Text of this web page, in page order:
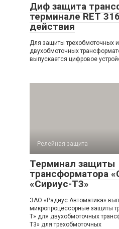
Диф защита
терминале RET
действия
Для защиты трехобмоточных
двухобмоточных
выпускается цифровое
Релейная защита
Терминал защиты
трансформатора
«Сириус-Т3»
ЗАО «Радиус Автоматика»
микропроцессорные защиты
Т» для двухобмоточных
Т3» для трехобмоточных